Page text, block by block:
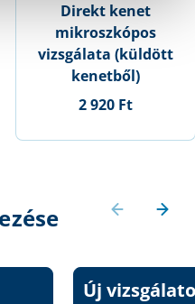
Direkt kenet
mikroszkópos
vizsgálata (küldött
kenetből)
2 920 Ft
Új